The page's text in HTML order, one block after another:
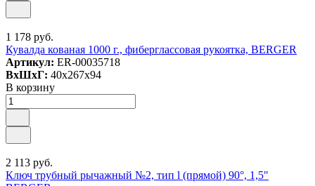
1 178 руб.
Кувалда кованая 1000 г., фиберглассовая рукоятка, BERGER
Артикул: ER-00035718
ВxШxГ: 40x267x94
В корзину
2 113 руб.
Ключ трубный рычажный №2, тип l (прямой) 90°, 1,5"